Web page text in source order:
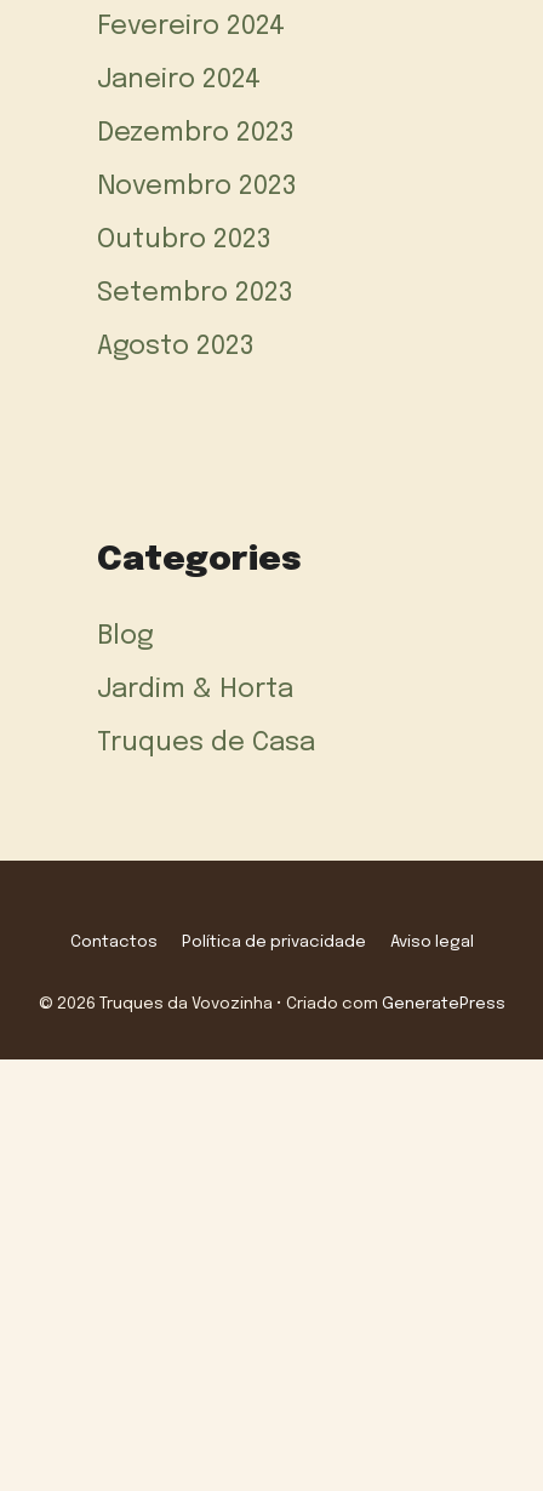
Fevereiro 2024
Janeiro 2024
Dezembro 2023
Novembro 2023
Outubro 2023
Setembro 2023
Agosto 2023
Categories
Blog
Jardim & Horta
Truques de Casa
Contactos Política de privacidade Aviso legal
© 2026 Truques da Vovozinha • Criado com GeneratePress